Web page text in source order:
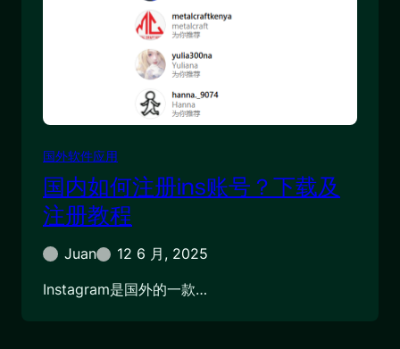
国外软件应用
国内如何注册ins账号？下载及
注册教程
Juan
12 6 月, 2025
Instagram是国外的一款…